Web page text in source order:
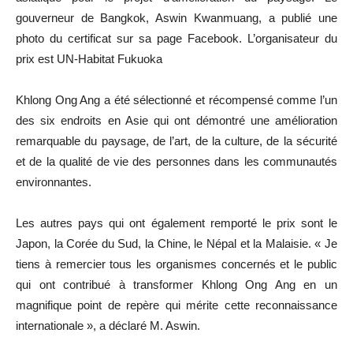
gouverneur de Bangkok, Aswin Kwanmuang, a publié une
photo du certificat sur sa page Facebook. L’organisateur du
prix est UN-Habitat Fukuoka
Khlong Ong Ang a été sélectionné et récompensé comme l’un
des six endroits en Asie qui ont démontré une amélioration
remarquable du paysage, de l’art, de la culture, de la sécurité
et de la qualité de vie des personnes dans les communautés
environnantes.
Les autres pays qui ont également remporté le prix sont le
Japon, la Corée du Sud, la Chine, le Népal et la Malaisie. « Je
tiens à remercier tous les organismes concernés et le public
qui ont contribué à transformer Khlong Ong Ang en un
magnifique point de repère qui mérite cette reconnaissance
internationale », a déclaré M. Aswin.